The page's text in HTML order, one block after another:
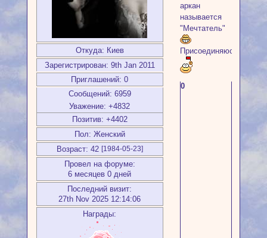
Откуда: Киев
Зарегистрирован: 9th Jan 2011
Приглашений: 0
Сообщений: 6959
Уважение: +4832
Позитив: +4402
Пол: Женский
Возраст: 42 [1984-05-23]
Провел на форуме:
6 месяцев 0 дней
Последний визит:
27th Nov 2025 12:14:06
Награды:
аркан
называется
"Мечтатель"
Присоединяюсь
0